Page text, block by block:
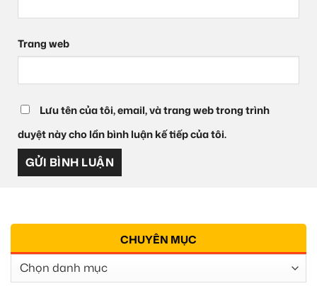
Trang web
Lưu tên của tôi, email, và trang web trong trình
duyệt này cho lần bình luận kế tiếp của tôi.
CHUYÊN MỤC
Chuyên
Mục